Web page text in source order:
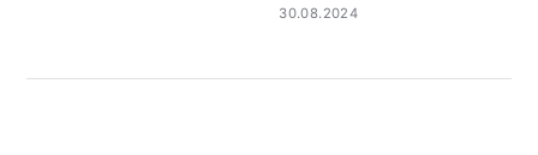
30.08.2024